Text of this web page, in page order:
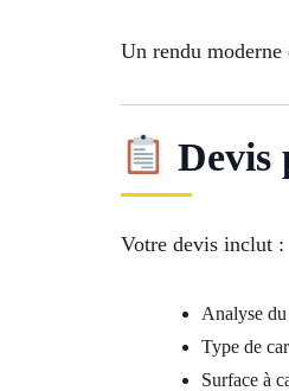
Un rendu moderne
Devis
Votre devis inclut :
Analyse
Type de
Surface à